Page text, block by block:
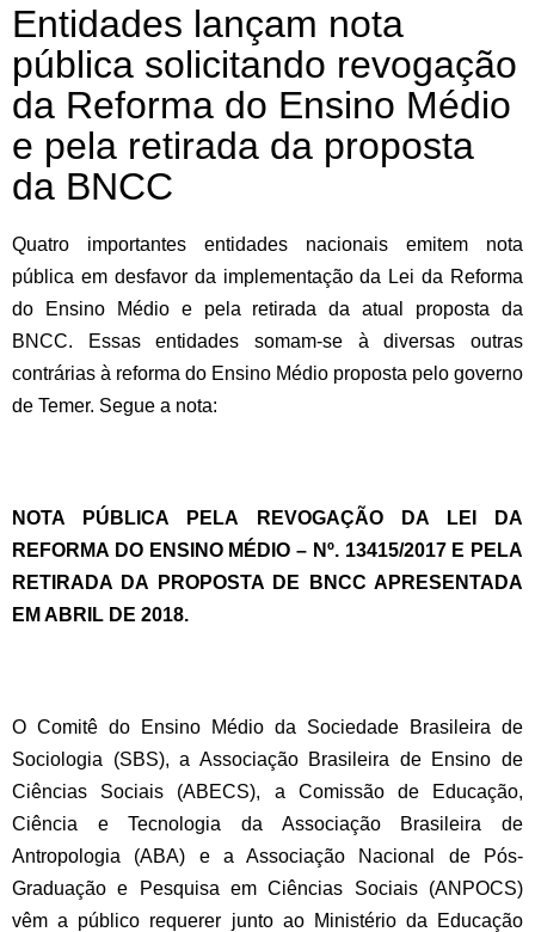
Entidades lançam nota
pública solicitando revogação
da Reforma do Ensino Médio
e pela retirada da proposta
da BNCC
Quatro importantes entidades nacionais emitem nota
pública em desfavor da implementação da Lei da Reforma
do Ensino Médio e pela retirada da atual proposta da
BNCC. Essas entidades somam-se à diversas outras
contrárias à reforma do Ensino Médio proposta pelo governo
de Temer. Segue a nota:
NOTA PÚBLICA PELA REVOGAÇÃO DA LEI DA
REFORMA DO ENSINO MÉDIO – Nº. 13415/2017 E PELA
RETIRADA DA PROPOSTA DE BNCC APRESENTADA
EM ABRIL DE 2018.
O Comitê do Ensino Médio da Sociedade Brasileira de
Sociologia (SBS), a Associação Brasileira de Ensino de
Ciências Sociais (ABECS), a Comissão de Educação,
Ciência e Tecnologia da Associação Brasileira de
Antropologia (ABA) e a Associação Nacional de Pós-
Graduação e Pesquisa em Ciências Sociais (ANPOCS)
vêm a público requerer junto ao Ministério da Educação